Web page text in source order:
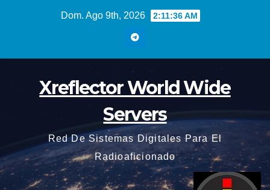
Dom. Ago 9th, 2026 2:11:37 AM
Xreflector World Wide
Servers
Red De Sistemas Digitales Para El
Radioaficionado